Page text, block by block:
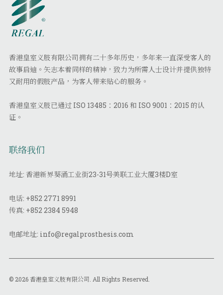
香港皇室义肢有限公司拥有二十多年历史，多年来一直深受客人的
故事启迪。矢志本着同样的精神，致力为所需人士设计并提供独特
又耐用的假肢产品，为客人带来贴心的服务。
香港皇室义肢已通过 ISO 13485：2016 和 ISO 9001：2015 的认
证。
联络我们
地址: 香港新界葵涌工业街23-31号美联工业大厦3楼D室
电话: +852 2771 8991
传真: +852 2384 5948
电邮地址: info@regalprosthesis.com
© 2026 香港皇室义肢有限公司. All Rights Reserved.